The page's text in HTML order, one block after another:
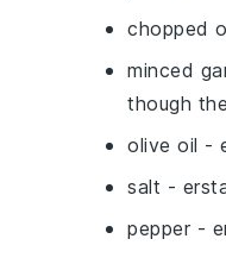
chopped
minced
though
olive oil -
salt -
pepper -